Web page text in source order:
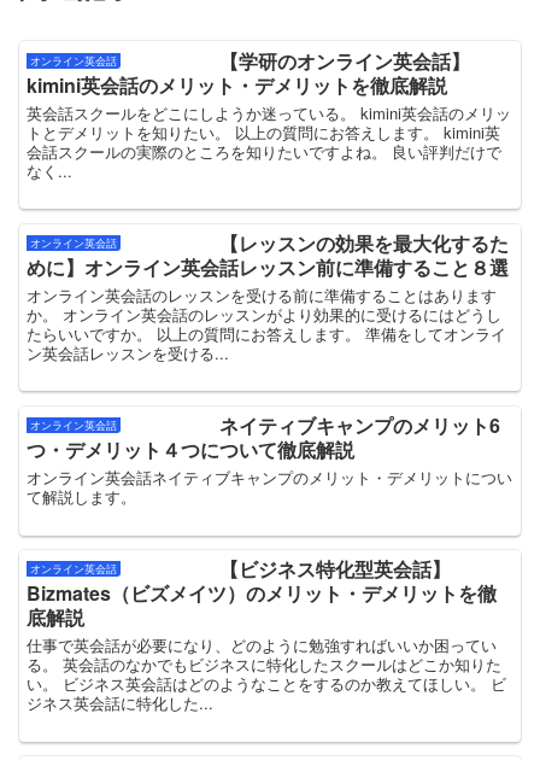
オンライン英会話
【学研のオンライン英会話】
kimini英会話のメリット・デメリットを徹底解説
英会話スクールをどこにしようか迷っている。 kimini英会話のメリッ
トとデメリットを知りたい。 以上の質問にお答えします。 kimini英
会話スクールの実際のところを知りたいですよね。 良い評判だけで
なく...
オンライン英会話
【レッスンの効果を最大化するた
めに】オンライン英会話レッスン前に準備すること８選
オンライン英会話のレッスンを受ける前に準備することはあります
か。 オンライン英会話のレッスンがより効果的に受けるにはどうし
たらいいですか。 以上の質問にお答えします。 準備をしてオンライ
ン英会話レッスンを受ける...
オンライン英会話
ネイティブキャンプのメリット6
つ・デメリット４つについて徹底解説
オンライン英会話ネイティブキャンプのメリット・デメリットについ
て解説します。
オンライン英会話
【ビジネス特化型英会話】
Bizmates（ビズメイツ）のメリット・デメリットを徹
底解説
仕事で英会話が必要になり、どのように勉強すればいいか困ってい
る。 英会話のなかでもビジネスに特化したスクールはどこか知りた
い。 ビジネス英会話はどのようなことをするのか教えてほしい。 ビ
ジネス英会話に特化した...